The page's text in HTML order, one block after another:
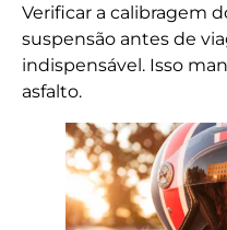
Verificar a calibragem
suspensão antes de
indispensável. Isso
asfalto.